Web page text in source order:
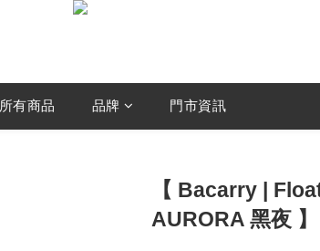
所有商品 品牌 門市資訊
【 Bacarry |
AURORA 黑夜 】